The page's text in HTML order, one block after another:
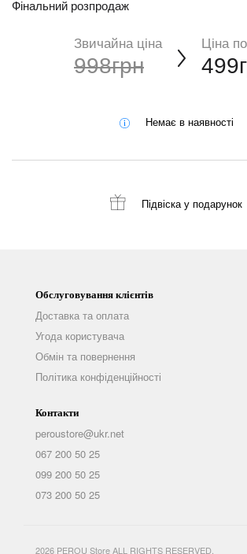
Фінальний розпродаж
Звичайна ціна
998грн
Ціна по
Немає в наявності
Підвіска у подарунок
Обслуговування клієнтів
Доставка та оплата
Угода користувача
Обмін та повернення
Політика конфіденційності
Контакти
peroustore@ukr.net
067 200 50 25
099 200 50 25
073 200 50 25
2026 PEROU Store ALL RIGHTS RESERVED.